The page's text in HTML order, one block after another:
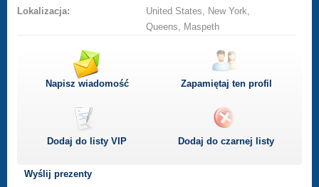
Lokalizacja:
United States, New York,
Queens, Maspeth
Napisz wiadomość Zapamiętaj ten profil
Dodaj do listyVIP Dodaj do czarnej listy
Wyślij prezenty